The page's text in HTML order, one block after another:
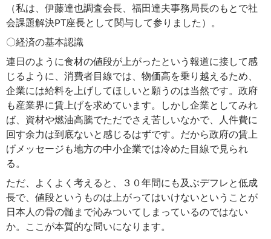
（私は、伊藤達也調査会長、福田達夫事務局長のもとで社
会課題解決PT座長として関与して参りました）。
〇経済の基本認識
連日のように食材の値段が上がったという報道に接して感
じるように、消費者目線では、物価高を乗り越えるため、
企業には給料を上げしてほしいと願うのは当然です。政府
も産業界に賃上げを求めています。しかし企業としてみれ
ば、資材や燃油高騰でただでさえ苦しいなかで、人件費に
回す余力は到底ないと感じるはずです。だから政府の賃上
げメッセージも地方の中小企業では冷めた目線で見られ
る。
ただ、よくよく考えると、３０年間にも及ぶデフレと低成
長で、値段というものは上がってはいけないということが
日本人の骨の髄まで沁みついてしまっているのではない
か。ここが本質的な問いになります。